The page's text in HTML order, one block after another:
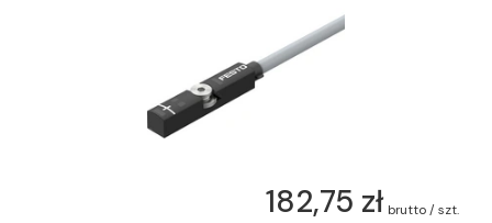
182,75 zł brutto / szt.